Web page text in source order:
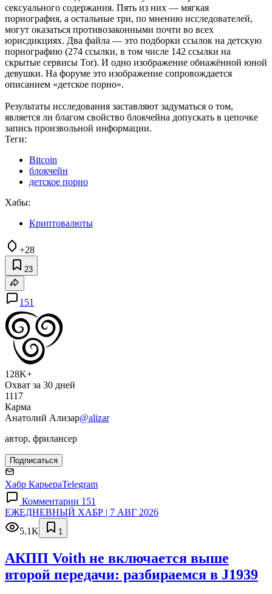
сексуального содержания. Пять из них — мягкая
порнография, а остальные три, по мнению исследователей,
могут оказаться противозаконными почти во всех
юрисдикциях. Два файла — это подборки ссылок на детскую
порнографию (274 ссылки, в том числе 142 ссылки на
скрытые сервисы Tor). И одно изображение обнажённой юной
девушки. На форуме это изображение сопровождается
описанием «детское порно».
Результаты исследования заставляют задуматься о том,
является ли благом свойство блокчейна допускать в цепочке
запись произвольной информации.
Теги:
Bitcoin
блокчейн
детское порно
Хабы:
Криптовалюты
+28
23
151
128K+
Охват за 30 дней
1117
Карма
Анатолий Ализар@alizar
автор, фрилансер
Подписаться
Хабр КарьераTelegram
Комментарии 151
ЕЖЕДНЕВНЫЙ ХАБР | 7 АВГ 2026
5.1K
1
АКПП Voith не включается выше
второй передачи: разбираемся в J1939